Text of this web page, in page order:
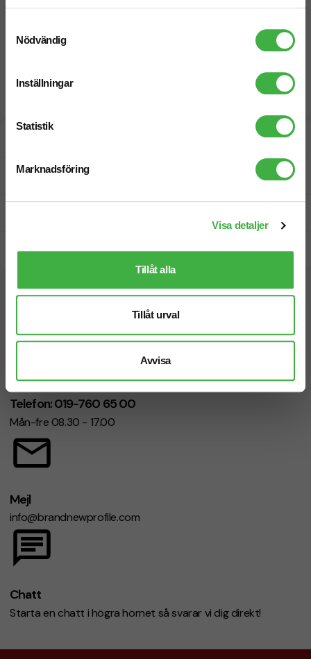
Nödvändig
Inställningar
Statistik
Marknadsföring
Visa detaljer
Tillåt alla
Tillåt urval
Avvisa
Fri offert
Snabb leverans
Vi hjälper dig gärna!
Telefon: 019-760 65 00
Mån-fre 08.30 - 17.00
Mejl
info@brandnewprofile.com
Chatt
Starta en chatt i högra hörnet så svarar vi dig direkt!